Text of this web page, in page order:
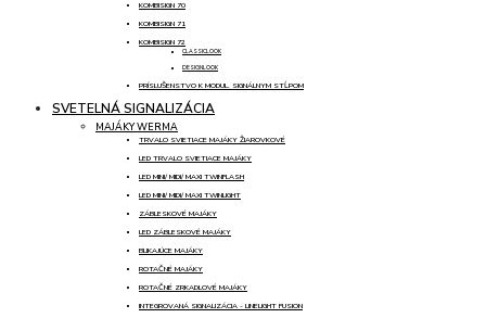
KOMBISIGN 70
KOMBISIGN 71
KOMBISIGN 72
CLASSICLOOK
DESIGNLOOK
PRÍSLUŠENSTVO K MODUL. SIGNÁLNYM STĹPOM
SVETELNÁ SIGNALIZÁCIA
MAJÁKY WERMA
TRVALO SVIETIACE MAJÁKY ŽIAROVKOVÉ
LED TRVALO SVIETIACE MAJÁKY
LED MINI/ MIDI/ MAXI TWINFLASH
LED MINI/ MIDI/ MAXI TWINLIGHT
ZÁBLESKOVÉ MAJÁKY
LED ZÁBLESKOVÉ MAJÁKY
BLIKAJÚCE MAJÁKY
ROTAČNÉ MAJÁKY
ROTAČNÉ ZRKADLOVÉ MAJÁKY
INTEGROVANÁ SIGNALIZÁCIA - LINELIGHT FUSION